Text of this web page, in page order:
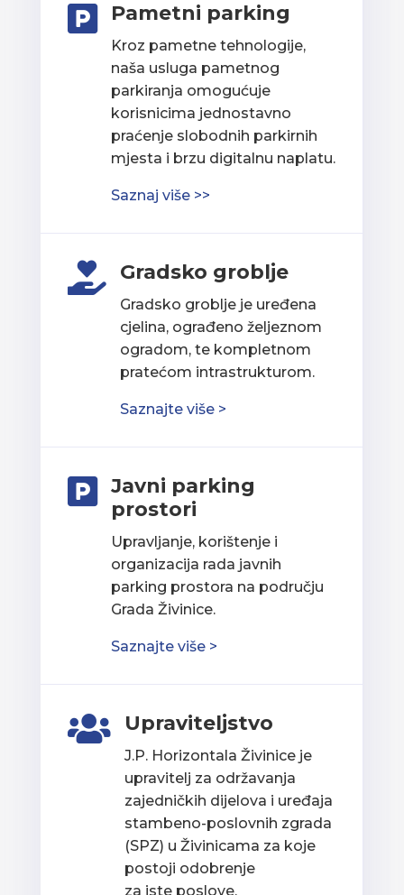
 Pametni parking
Kroz pametne tehnologije,
naša usluga pametnog
parkiranja omogućuje
korisnicima jednostavno
praćenje slobodnih parkirnih
mjesta i brzu digitalnu naplatu.
Saznaj više >>
 Gradsko groblje
Gradsko groblje je uređena
cjelina, ograđeno željeznom
ogradom, te kompletnom
pratećom intrastrukturom.
Saznajte više >

Javni parking
prostori
Upravljanje, korištenje i
organizacija rada javnih
parking prostora na području
Grada Živinice.
Saznajte više >
 Upraviteljstvo
J.P. Horizontala Živinice je
upravitelj za održavanja
zajedničkih dijelova i uređaja
stambeno-poslovnih zgrada
(SPZ) u Živinicama za koje
postoji odobrenje
za iste poslove.